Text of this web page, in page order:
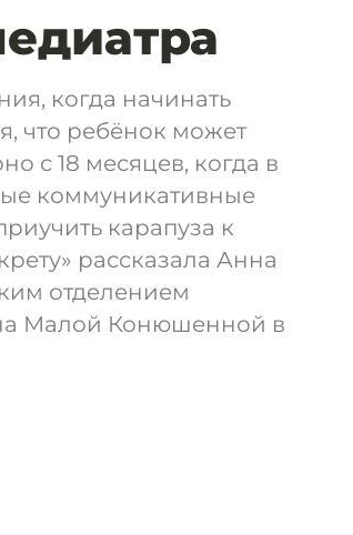
когда начинать
что ребёнок может
с 18 месяцев, когда в
коммуникативные
карапуза к
рассказала Анна
отделением
Малой Конюшенной в